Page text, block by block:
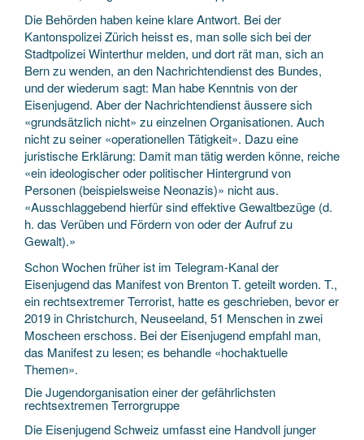
Die Behörden haben keine klare Antwort. Bei der
Kantonspolizei Zürich heisst es, man solle sich bei der
Stadtpolizei Winterthur melden, und dort rät man, sich an
Bern zu wenden, an den Nachrichtendienst des Bundes,
und der wiederum sagt: Man habe Kenntnis von der
Eisenjugend. Aber der Nachrichtendienst äussere sich
«grundsätzlich nicht» zu einzelnen Organisationen. Auch
nicht zu seiner «operationellen Tätigkeit». Dazu eine
juristische Erklärung: Damit man tätig werden könne, reiche
«ein ideologischer oder politischer Hintergrund von
Personen (beispielsweise Neonazis)» nicht aus.
«Ausschlaggebend hierfür sind effektive Gewaltbezüge (d.
h. das Verüben und Fördern von oder der Aufruf zu
Gewalt).»
Schon Wochen früher ist im Telegram-Kanal der
Eisenjugend das Manifest von Brenton T. geteilt worden. T.,
ein rechtsextremer Terrorist, hatte es geschrieben, bevor er
2019 in Christchurch, Neuseeland, 51 Menschen in zwei
Moscheen erschoss. Bei der Eisenjugend empfahl man,
das Manifest zu lesen; es behandle «hochaktuelle
Themen».
Die Jugendorganisation einer der gefährlichsten
rechtsextremen Terrorgruppe
Die Eisenjugend Schweiz umfasst eine Handvoll junger